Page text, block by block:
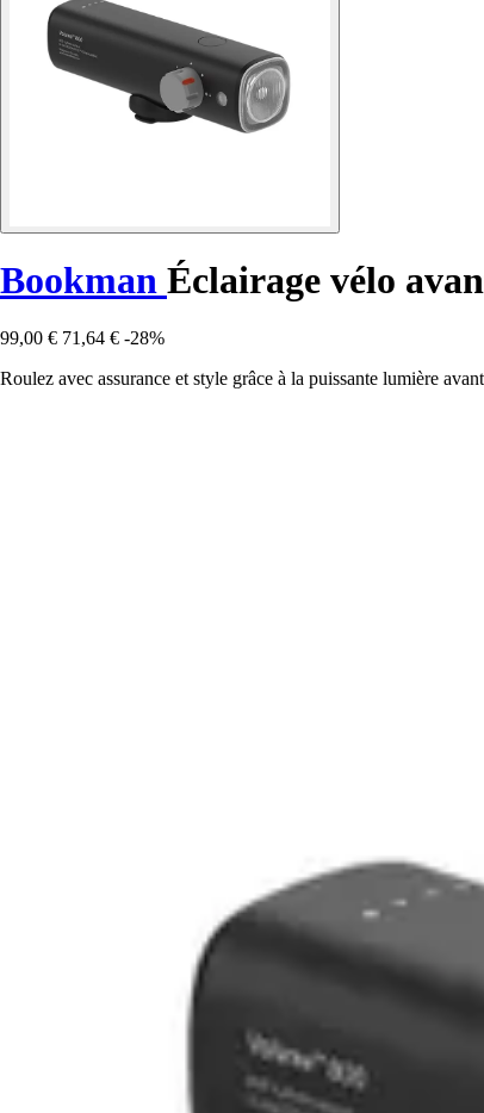
Bookman Éclairage vélo
99,00 € 71,64 € -28%
Roulez avec assurance et style grâce à la puissante lumière